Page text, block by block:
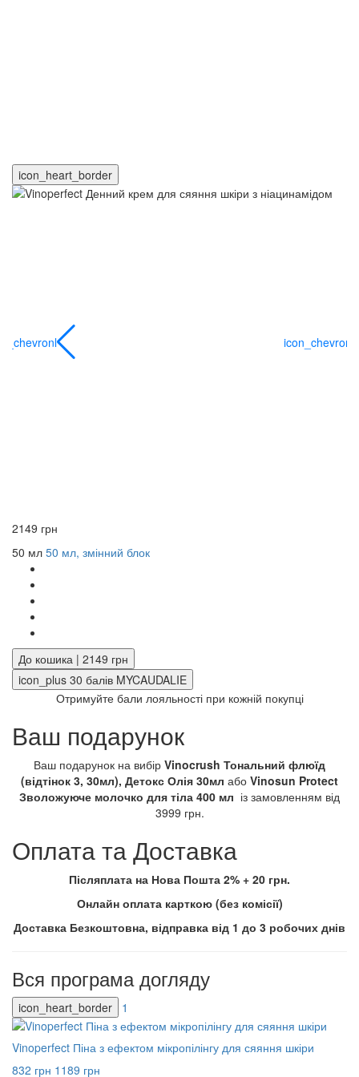
icon_heart_border
icon_chevronl
2149 грн
50 мл 50 мл, змінний блок
До кошика | 2149 грн
icon_plus 30 балів MYCAUDALIE
Отримуйте бали лояльності при кожній покупці
Ваш подарунок
Ваш подарунок на вибір Vinocrush Тональний флюїд
(відтінок 3, 30мл), Детокс Олія 30мл або Vinosun Protect
Зволожуюче молочко для тіла 400 мл із замовленням від
3999 грн.
Оплата та Доставка
Післяплата на Нова Пошта 2% + 20 грн.
Онлайн оплата карткою (без комісії)
Доставка Безкоштовна, відправка від 1 до 3 робочих днів
Вся програма догляду
icon_heart_border 1
Vinoperfect Піна з ефектом мікропілінгу для сяяння шкіри
832 грн 1189 грн